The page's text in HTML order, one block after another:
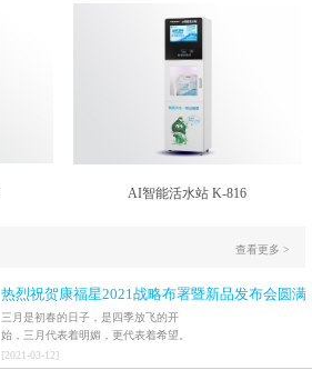
AI智能活水站 K-816
热烈祝贺康福星2021战略布署暨新品发布会圆满
结束！！
三月是初春的日子，是四季放飞的开
始，三月代表着明媚，更代表着希望。
2021年3月9日，家人们激情澎湃地迎来
[2021-03-12]
查看更多 >